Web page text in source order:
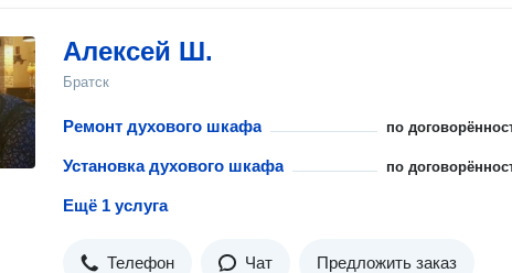
Алексей Ш.
Братск
Ремонт духового шкафа по
Установка духового шкафа по
Ещё 1 услуга
Телефон Чат Предложить заказ